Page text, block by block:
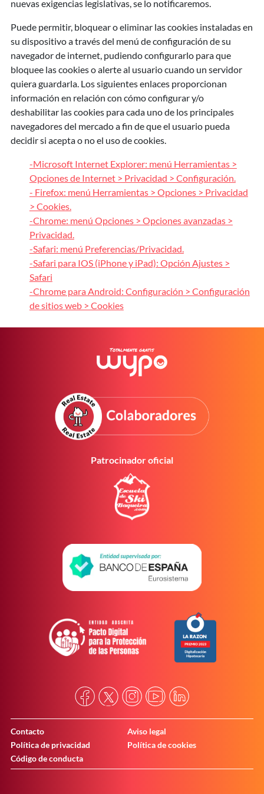
nuevas exigencias legislativas, se lo notificaremos.
Puede permitir, bloquear o eliminar las cookies instaladas en
su dispositivo a través del menú de configuración de su
navegador de internet, pudiendo configurarlo para que
bloquee las cookies o alerte al usuario cuando un servidor
quiera guardarla. Los siguientes enlaces proporcionan
información en relación con cómo configurar y/o
deshabilitar las cookies para cada uno de los principales
navegadores del mercado a fin de que el usuario pueda
decidir si acepta o no el uso de cookies.
-Microsoft Internet Explorer: menú Herramientas >
Opciones de Internet > Privacidad > Configuración.
- Firefox: menú Herramientas > Opciones > Privacidad
> Cookies.
-Chrome: menú Opciones > Opciones avanzadas >
Privacidad.
-Safari: menú Preferencias/Privacidad.
-Safari para IOS (iPhone y iPad): Opción Ajustes >
Safari
-Chrome para Android: Configuración > Configuración
de sitios web > Cookies
Patrocinador oficial
Contacto
Aviso legal
Política de privacidad
Política de cookies
Código de conducta